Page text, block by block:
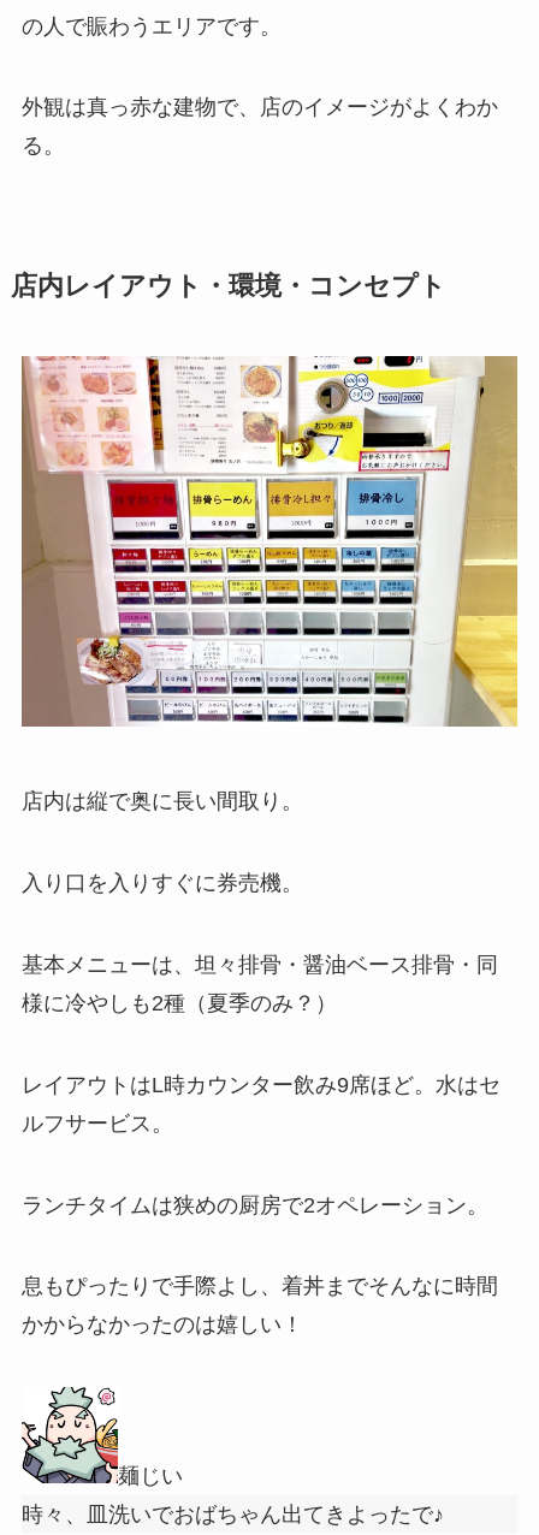
の人で賑わうエリアです。
外観は真っ赤な建物で、店のイメージがよくわか
る。
店内レイアウト・環境・コンセプト
店内は縦で奥に長い間取り。
入り口を入りすぐに券売機。
基本メニューは、坦々排骨・醤油ベース排骨・同
様に冷やしも2種（夏季のみ？）
レイアウトはL時カウンター飲み9席ほど。水はセ
ルフサービス。
ランチタイムは狭めの厨房で2オペレーション。
息もぴったりで手際よし、着丼までそんなに時間
かからなかったのは嬉しい！
麺じい
時々、皿洗いでおばちゃん出てきよったで♪